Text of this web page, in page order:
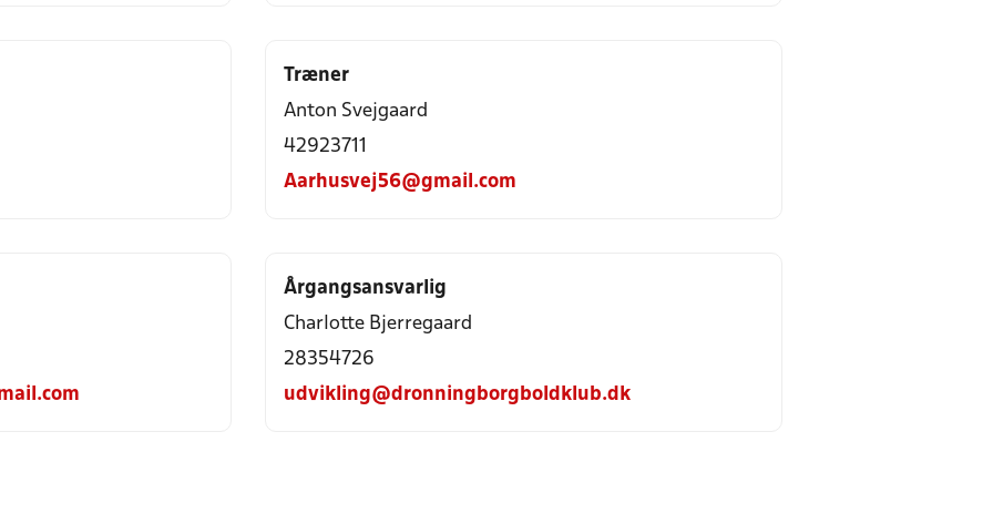
Træner
Anton Svejgaard
42923711
Aarhusvej56@gmail.com
Årgangsansvarlig
Charlotte Bjerregaard
28354726
udvikling@dronningborgboldklub.dk